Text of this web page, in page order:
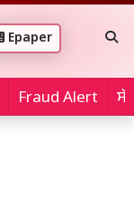
Epaper
Fraud Alert